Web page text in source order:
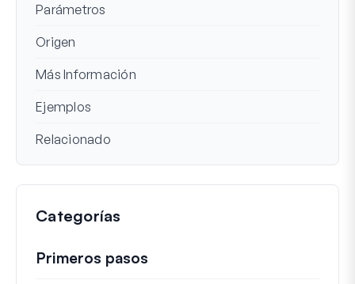
Parámetros
Origen
Más Información
Ejemplos
Relacionado
Categorías
Primeros pasos